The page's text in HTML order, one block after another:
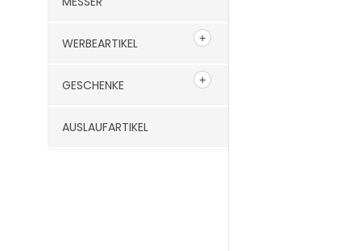
WERBEARTIKEL
GESCHENKE
AUSLAUFARTIKEL